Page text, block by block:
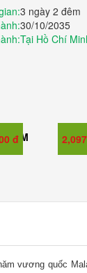
3 ngày 2 đêm
30/10/2035
Tại Hồ Chí
EM
đ
vương quốc